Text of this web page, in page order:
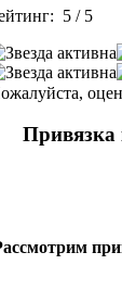
5 / 5
Привязка